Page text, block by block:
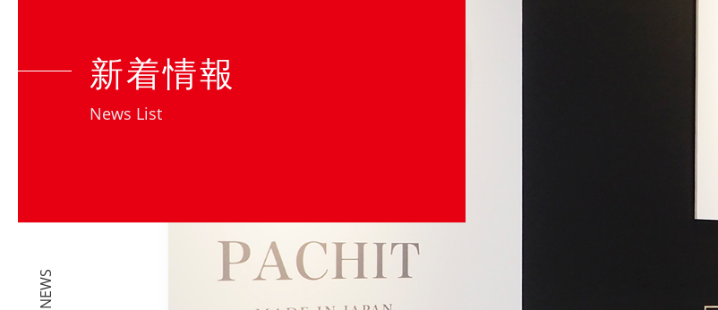
新着情報
News List
NEWS